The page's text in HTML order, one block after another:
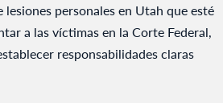
lesiones personales en Utah que esté
a las víctimas en la Corte Federal,
responsabilidades claras